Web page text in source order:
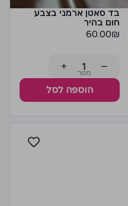
בד סאטן ארמני בצבע
חום בהיר
60.00₪
−
+
הוספה לסל